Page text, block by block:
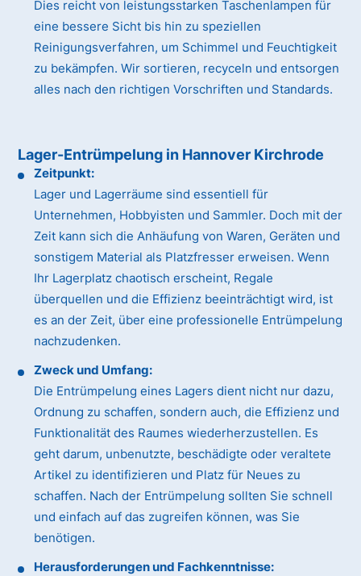
Dies reicht von leistungsstarken Taschenlampen für
eine bessere Sicht bis hin zu speziellen
Reinigungsverfahren, um Schimmel und Feuchtigkeit
zu bekämpfen. Wir sortieren, recyceln und entsorgen
alles nach den richtigen Vorschriften und Standards.
Lager-Entrümpelung in Hannover Kirchrode
Zeitpunkt:
Lager und Lagerräume sind essentiell für
Unternehmen, Hobbyisten und Sammler. Doch mit der
Zeit kann sich die Anhäufung von Waren, Geräten und
sonstigem Material als Platzfresser erweisen. Wenn
Ihr Lagerplatz chaotisch erscheint, Regale
überquellen und die Effizienz beeinträchtigt wird, ist
es an der Zeit, über eine professionelle Entrümpelung
nachzudenken.
Zweck und Umfang:
Die Entrümpelung eines Lagers dient nicht nur dazu,
Ordnung zu schaffen, sondern auch, die Effizienz und
Funktionalität des Raumes wiederherzustellen. Es
geht darum, unbenutzte, beschädigte oder veraltete
Artikel zu identifizieren und Platz für Neues zu
schaffen. Nach der Entrümpelung sollten Sie schnell
und einfach auf das zugreifen können, was Sie
benötigen.
Herausforderungen und Fachkenntnisse: